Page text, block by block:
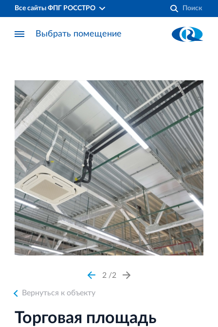
Все сайты ФПГ РОССТРО
Финансово‐промышленная группа РОССТРО
Аренда недвижимости в Санкт‐Петербурге
и Ленинградской области
Несъёмная опалубка из щепоцементных плит
Выбрать помещение
2 2
Вернуться к объекту
Торговая площадь